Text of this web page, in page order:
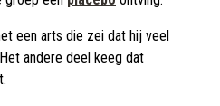
een arts die zei dat hij veel
andere deel keeg dat